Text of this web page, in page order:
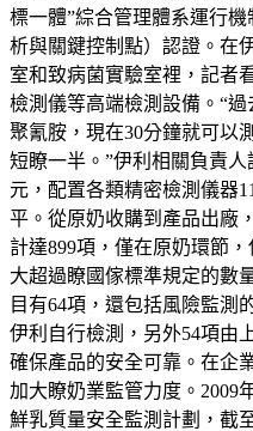
標一體”綜合管理體系運行
析與關鍵控制點）認證。在
室和致病菌實驗室裡，記者
檢測儀等高端檢測設備。“
聚氰胺，現在30分鐘就可以
短瞭一半。”伊利相關負責
元，配置各類精密檢測儀器
平。從原奶收購到產品出廠
計達899項，僅在原奶環節
大超過瞭國傢標準規定的數
目有64項，還包括風險監測
伊利自行檢測，另外54項由
確保產品的安全可靠。在企
加大瞭奶業監管力度。2009
鮮乳質量安全監測計劃，截